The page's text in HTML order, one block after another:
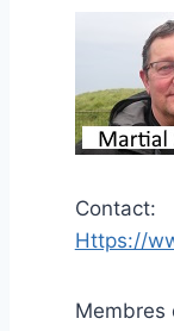
Contact:
Https://
Membres